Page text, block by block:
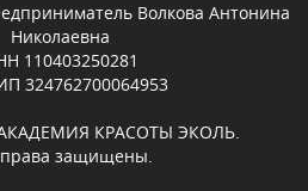
Волкова Антонина
Николаевна
110403250281
324762700064953
КРАСОТЫ ЭКОЛЬ.
права защищены.